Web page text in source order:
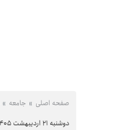
صفحه اصلی جامعه
دوشنبه ۲۱ اردیبهشت ۱۴۰۵ - ۱۵:۴۳